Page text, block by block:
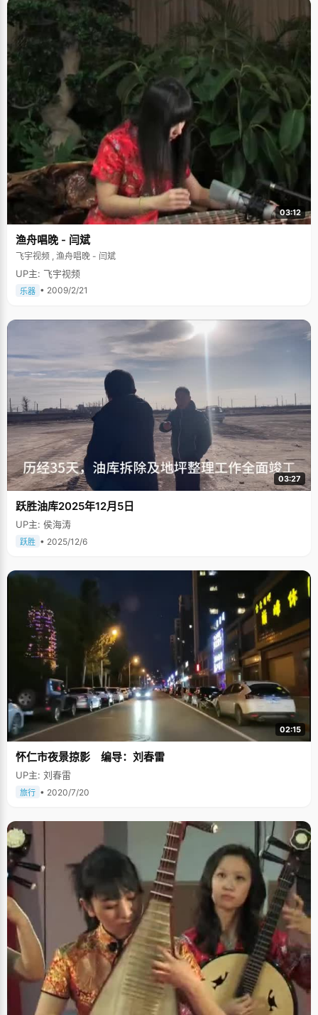
03:12
渔舟唱晚 - 闫斌
飞宇视频 , 渔舟唱晚 - 闫斌
UP主: 飞宇视频
乐器 • 2009/2/21
03:27
跃胜油库2025年12月5日
UP主: 侯海涛
跃胜 • 2025/12/6
02:15
怀仁市夜景掠影 编导：刘春雷
UP主: 刘春雷
旅行 • 2020/7/20